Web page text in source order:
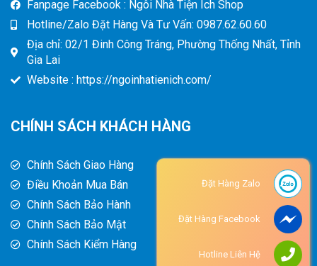
Fanpage Facebook : Ngôi Nhà Tiện Ích Shop
Hotline/Zalo Đặt Hàng Và Tư Vấn: 0987.62.60.60
Địa chỉ: 02/1 Đinh Công Tráng, Phường Thống Nhất, Tỉnh
Gia Lai
Website : https://ngoinhatienich.com/
CHÍNH SÁCH KHÁCH HÀNG
Chính Sách Giao Hàng
Điều Khoản Mua Bán
Chính Sách Bảo Hành
Chính Sách Bảo Mật
Chính Sách Kiểm Hàng
Đặt Hàng Zalo
Đặt Hàng Facebook
Hotline Liên Hệ